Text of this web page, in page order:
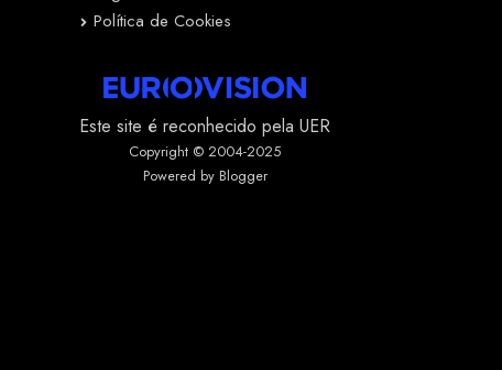
Política de Cookies
Este site é reconhecido pela UER
Copyright © 2004-2025
Powered by Blogger